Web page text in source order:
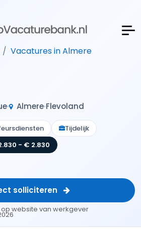
Vacatures in Almere
Almere Flevoland
Tijdelijk
- € 2.830
solliciteren
website van werkgever